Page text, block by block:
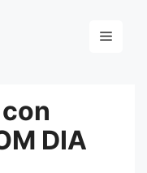
Menu
DIA